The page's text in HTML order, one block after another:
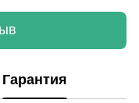
Гарантия